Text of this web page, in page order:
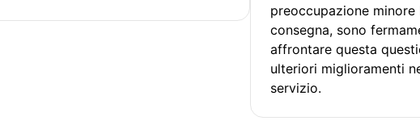
preoccupazione minore
consegna, sono
affrontare questa
ulteriori miglioramenti
servizio.